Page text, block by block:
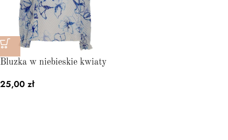
Bluzka w niebieskie kwiaty
25,00 zł